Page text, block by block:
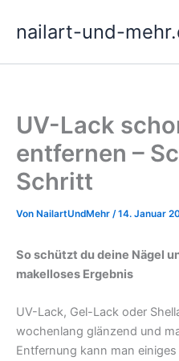
Inhaltnailart-und-
UV-Lack
entfernen –
Schritt
Von NailartUndMehr /14. Januar
So schützt du deine Nägel
makelloses Ergebnis
UV-Lack, Gel-Lack oder
wochenlang glänzend und
Entfernung kann man